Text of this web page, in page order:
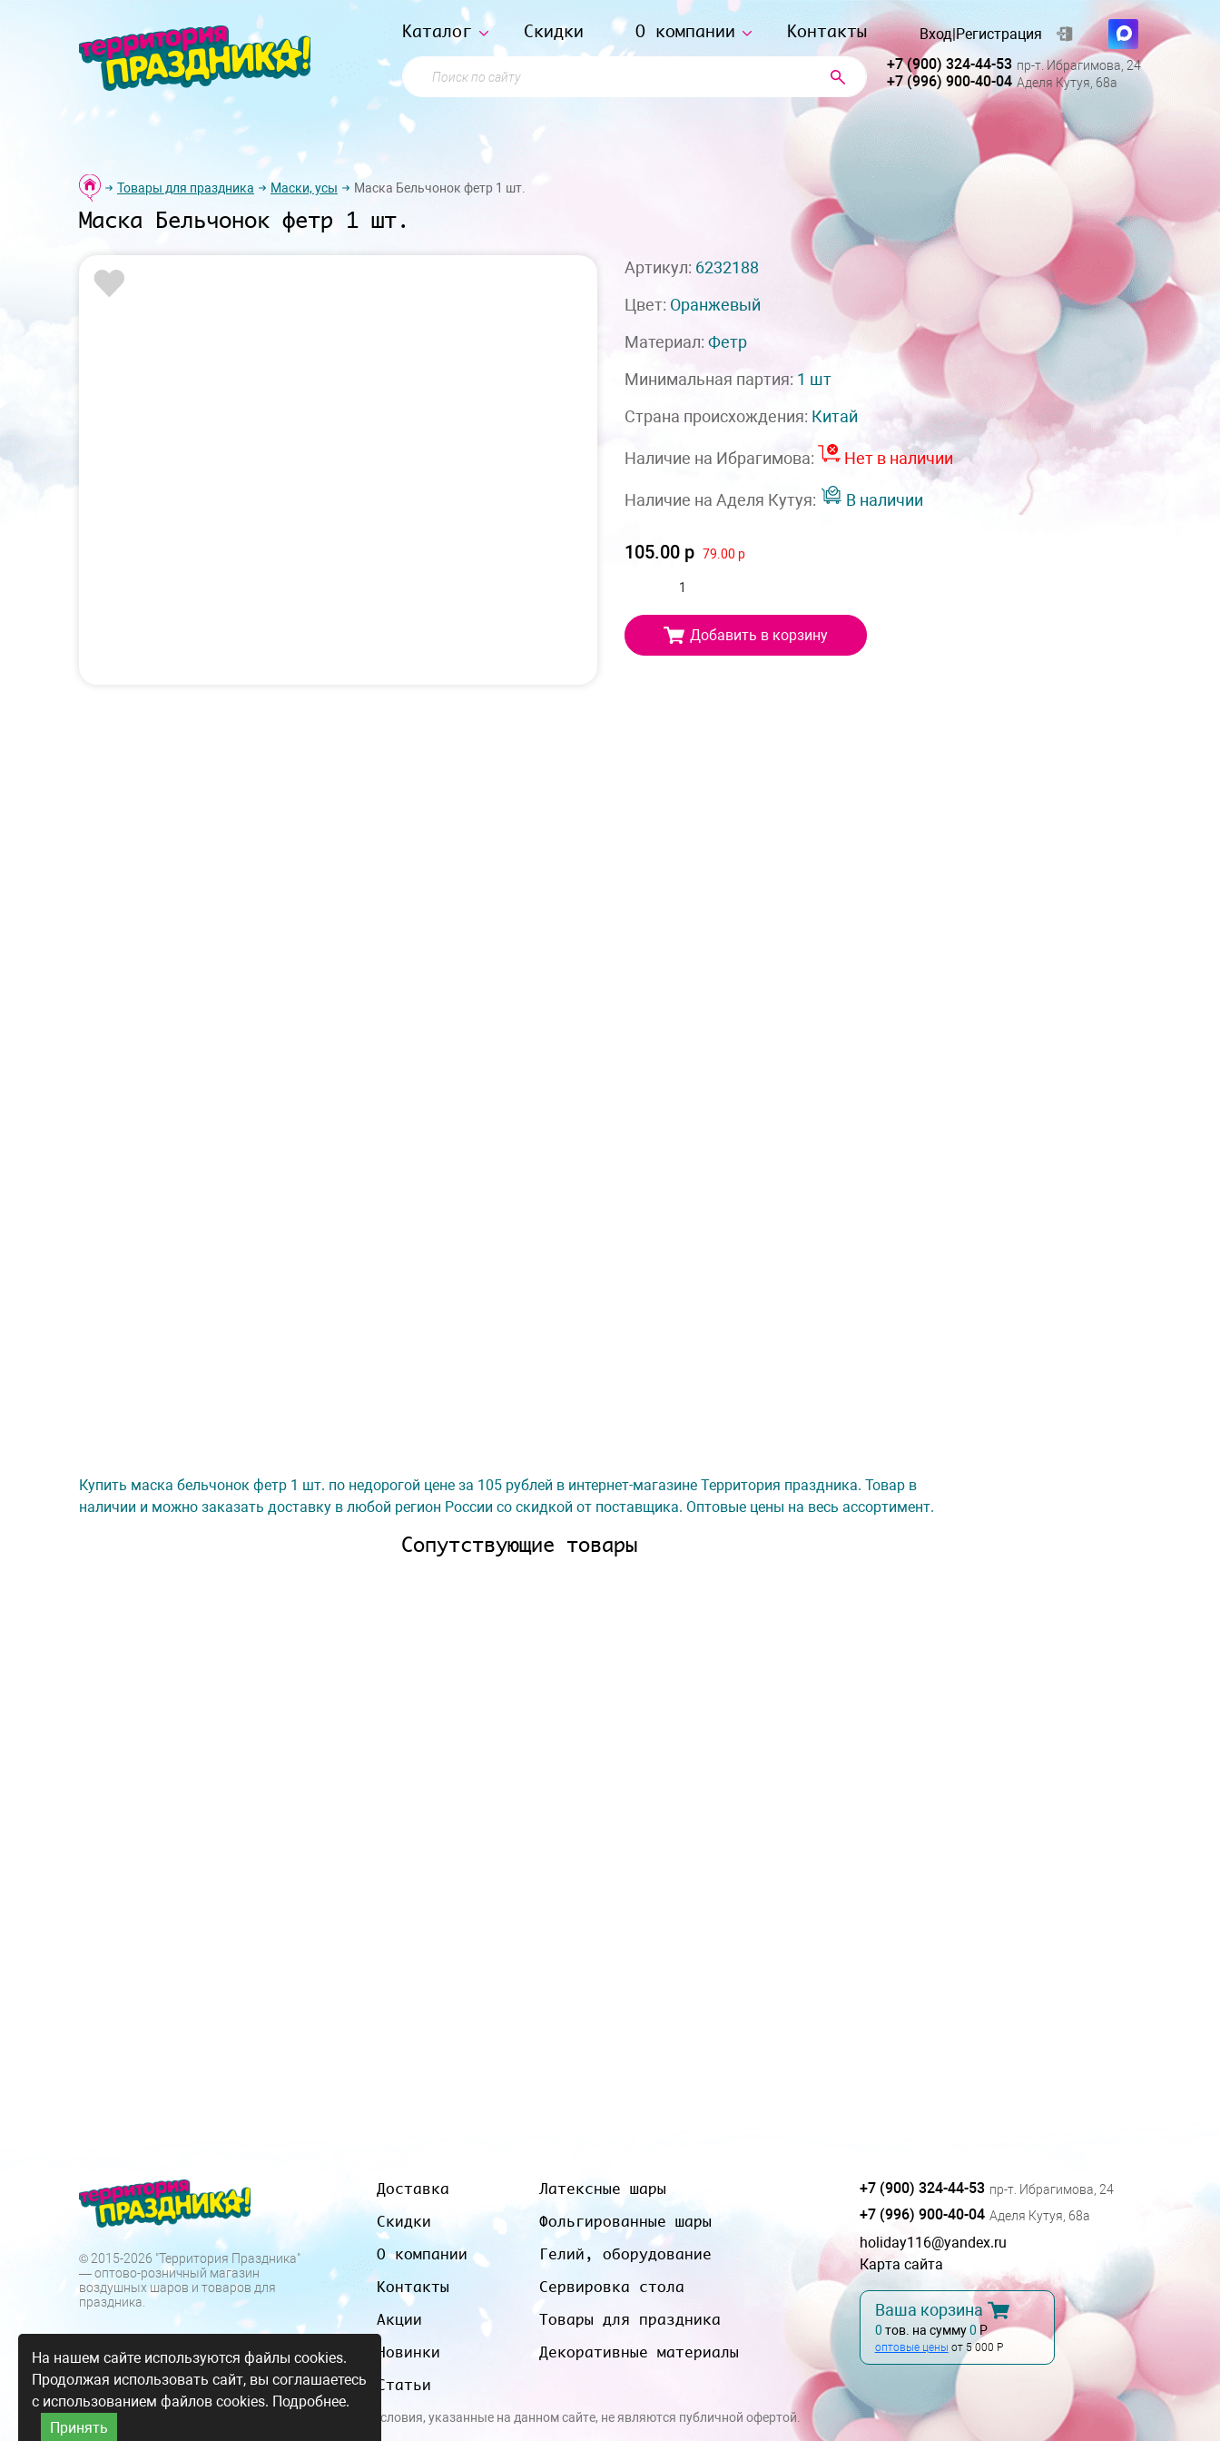
Каталог Скидки О компании Контакты
Поиск по сайту
Вход|Регистрация
+7 (900) 324-44-53 пр-т. Ибрагимова, 24
+7 (996) 900-40-04 Аделя Кутуя, 68а
Товары для праздника Маски, усы Маска Бельчонок фетр 1 шт.
Маска Бельчонок фетр 1 шт.
Артикул: 6232188
Цвет: Оранжевый
Материал: Фетр
Минимальная партия: 1 шт
Страна происхождения: Китай
Наличие на Ибрагимова: Нет в наличии
Наличие на Аделя Кутуя: В наличии
105.00 р 79.00 р
Добавить в корзину
Купить маска бельчонок фетр 1 шт. по недорогой цене за 105 рублей в интернет-магазине Территория праздника. Товар в
наличии и можно заказать доставку в любой регион России со скидкой от поставщика. Оптовые цены на весь ассортимент.
Сопутствующие товары
© 2015-2026 "Территория Праздника"
— оптово-розничный магазин
воздушных шаров и товаров для
праздника.
Доставка
Скидки
О компании
Контакты
Акции
Новинки
Статьи
Латексные шары
Фольгированные шары
Гелий, оборудование
Сервировка стола
Товары для праздника
Декоративные материалы
+7 (900) 324-44-53 пр-т. Ибрагимова, 24
+7 (996) 900-40-04 Аделя Кутуя, 68а
holiday116@yandex.ru
Карта сайта
Ваша корзина
0 тов. на сумму0 Р
оптовые цены от 5 000 Р
Все цены и условия, указанные на данном сайте, не являются публичной офертой.
На нашем сайте используются файлы cookies.
Продолжая использовать сайт, вы соглашаетесь
с использованием файлов cookies. Подробнее.
Принять